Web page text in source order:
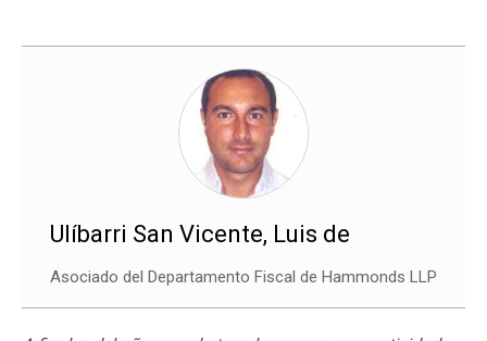
Ulíbarri San Vicente, Luis de
Asociado del Departamento Fiscal de Hammonds LLP